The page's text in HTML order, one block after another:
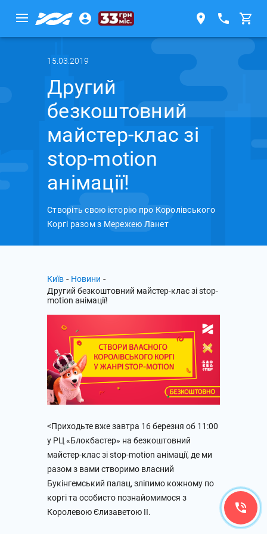
15.03.2019
Другий
безкоштовний
майстер-клас зі
stop-motion
анімації!
Створіть свою історію про Королівського
Коргі разом з Мережею Ланет
Київ - Новини -
Другий безкоштовний майстер-клас зі stop-
motion анімації!
<Приходьте вже завтра 16 березня об 11:00
у РЦ «Блокбастер» на безкоштовний
майстер-клас зі stop-motion анімації, де ми
разом з вами створимо власний
Букінгемський палац, зліпимо кожному по
коргі та особисто познайомимося з
Королевою Єлизаветою ІІ.